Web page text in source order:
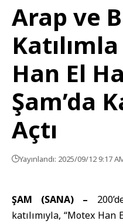
Arap ve
Han El
Şam’da
Açtı
Yayınlandı: 2025/09/12 9:17
ŞAM (SANA) –
katılımıyla, “Motex